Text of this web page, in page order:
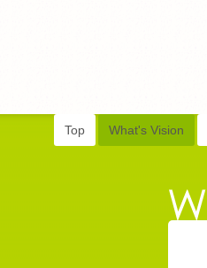
Top What's Vision